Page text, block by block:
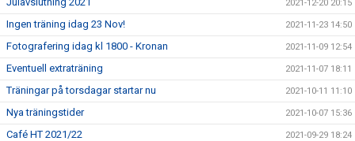
2021-12-20 20:15
Ingen träning idag 23 Nov! 2021-11-23 14:50
Fotografering idag kl 1800 - Kronan 2021-11-09 12:54
Eventuell extraträning 2021-11-07 18:11
Träningar på torsdagar startar nu 2021-10-11 11:10
Nya träningstider 2021-10-07 15:36
Café HT 2021/22 2021-09-29 18:24